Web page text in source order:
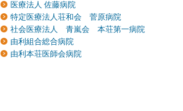
医療法人 佐藤病院
特定医療法人荘和会 菅原病院
社会医療法人 青嵐会 本荘第一病院
由利組合総合病院
由利本荘医師会病院